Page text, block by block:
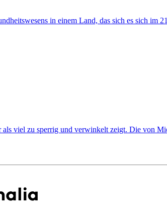
in einem Land, das sich es sich im
viel zu sperrig und verwinkelt zeigt. Die von